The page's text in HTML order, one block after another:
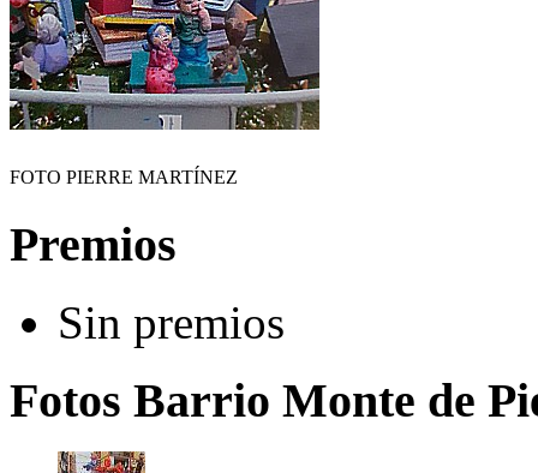
FOTO PIERRE MARTÍNEZ
Premios
Sin premios
Fotos Barrio Monte de